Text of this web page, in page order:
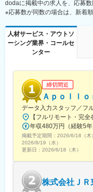
おり、派遣社員が超
ので、ご安心くださ
＼当社で働く魅力／
・無期雇用派遣社員
だくことが可能です。
・当社の取引先は
較的早期に大規模案
い環境です。もちろ
スキルに合った案件
・あくまで当社が保
ない働き方を選ぶこ
＼当社ってどんな会
当社はテクノプロ・
17社で構成されてい
で30,041人の技術者
含めて289拠点）を
客に向けてサービス
dodaに掲載中の求人を、応募
※応募数が同数の場合は、新着
人材サービス・アウトソ
ーシング業界・コールセ
ンター
締切間近
Ａｐｏｌｌ
データ入力スタッフ／フ
掲載予定期間： 2026/6/18（木
2026/8/19（水）
更新日： 2026/6/18（木）
株式会社ＪＲ